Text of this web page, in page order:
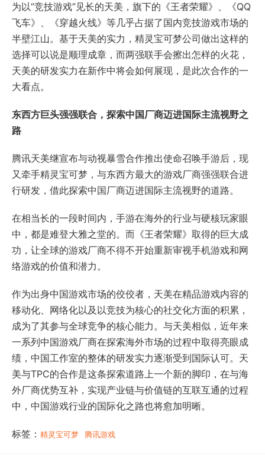
为以“竞技游戏”见长的天美，旗下的《王者荣耀》、《QQ
飞车》、《穿越火线》等几乎占据了国内竞技游戏市场的
半壁江山。基于天美的实力，精灵宝可梦公司做出这样的
选择可以说是顺理成章，而两强联手会擦出怎样的火花，
天美的研发实力在新作中将会如何展现，是此次合作的一
大看点。
东西方巨头强强联合，探索中国厂商迈进国际主流视野之
路
腾讯天美继宣布与动视暴雪合作推出使命召唤手游后，现
又牵手精灵宝可梦，与东西方最大的游戏厂商强强联合进
行研发，借此探索中国厂商迈进国际主流视野的道路。
在相当长的一段时间内，手游在海外的行业与硬核玩家眼
中，都是难登大雅之堂的。而《王者荣耀》取得的巨大成
功，让全球的游戏厂商不得不开始重新审视手机游戏和网
络游戏的价值和潜力。
作为出身中国游戏市场的佼佼者，天美在精品游戏内容的
移动化、网络化以及以竞技为核心的社交化方面的积累，
成为了其参与全球竞争的核心能力。与天美相似，近年来
一系列中国游戏厂商在探索海外市场的过程中取得亮眼成
绩，中国工作室的整体的研发实力逐渐受到国际认可。天
美与TPC的合作是这条探索道路上一个新的脚印，在与海
外厂商优势互补，实现产业链与价值链的互联互通的过程
中，中国游戏行业的国际化之路也将愈加明晰。
标签： 精灵宝可梦 腾讯游戏